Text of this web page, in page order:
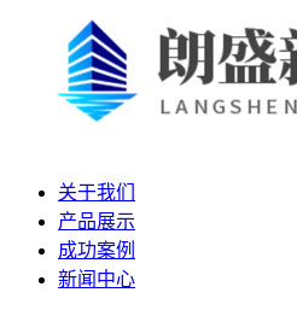
关于我们
产品展示
成功案例
新闻中心